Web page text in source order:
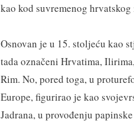
kao kod suvremenog
Osnovan je u 15. stoljeću kao
tada označeni Hrvatima,
Rim. No, pored toga, u
Europe, figurirao je kao
Jadrana, u provođenju